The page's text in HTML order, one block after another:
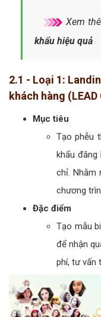
Xem
khẩu hiệu quả
2.1 - Loại 1:
khách hàng (LEAD
Mục tiêu
Tạo phễu
khẩu
chỉ. Nhằm
chương
Đặc điểm
Tạo mẫu
để nhận
phí, tư vấn